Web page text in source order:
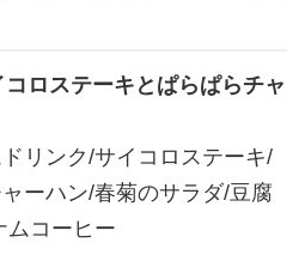
ロステーキとぱらぱらチャ
ドリンク/サイコロステーキ/
ーハン/春菊のサラダ/豆腐
ムコーヒー